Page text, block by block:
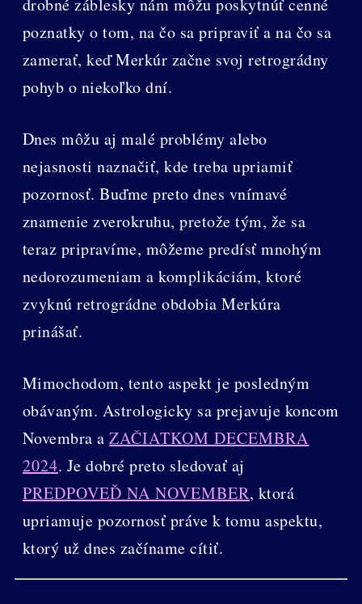
drobné záblesky nám môžu poskytnúť cenné
poznatky o tom, na čo sa pripraviť a na čo sa
zamerať, keď Merkúr začne svoj retrográdny
pohyb o niekoľko dní.
Dnes môžu aj malé problémy alebo
nejasnosti naznačiť, kde treba upriamiť
pozornosť. Buďme preto dnes vnímavé
znamenie zverokruhu, pretože tým, že sa
teraz pripravíme, môžeme predísť mnohým
nedorozumeniam a komplikáciám, ktoré
zvyknú retrográdne obdobia Merkúra
prinášať.
Mimochodom, tento aspekt je posledným
obávaným. Astrologicky sa prejavuje koncom
Novembra aZAČIATKOM DECEMBRA
2024. Je dobré preto sledovať aj
PREDPOVEĎ NA NOVEMBER, ktorá
upriamuje pozornosť práve k tomu aspektu,
ktorý už dnes začíname cítiť.